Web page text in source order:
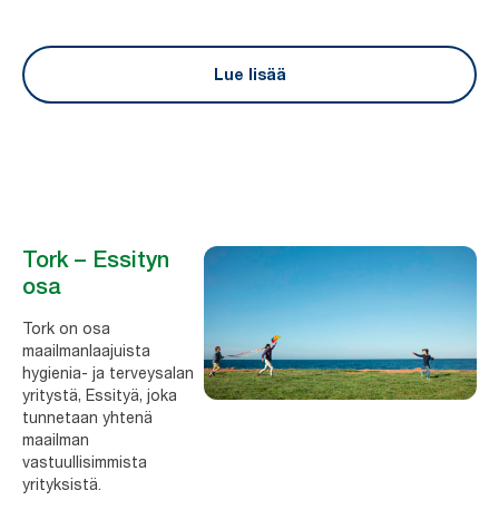
Lue lisää
Tork – Essityn
osa
Tork on osa
maailmanlaajuista
hygienia- ja terveysalan
yritystä, Essityä, joka
tunnetaan yhtenä
maailman
vastuullisimmista
yrityksistä.